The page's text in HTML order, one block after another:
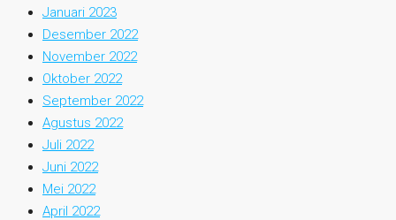
Januari 2023
Desember 2022
November 2022
Oktober 2022
September 2022
Agustus 2022
Juli 2022
Juni 2022
Mei 2022
April 2022